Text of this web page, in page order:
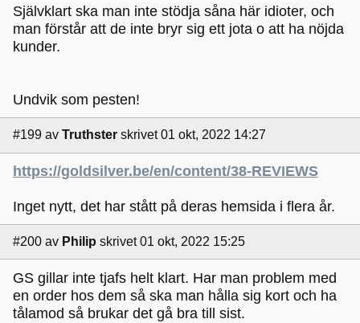
Självklart ska man inte stödja såna här idioter, och
man förstår att de inte bryr sig ett jota o att ha nöjda
kunder.
Undvik som pesten!
#199 av Truthster skrivet 01 okt, 2022 14:27
https://goldsilver.be/en/content/38-REVIEWS
Inget nytt, det har stått på deras hemsida i flera år.
#200 av Philip skrivet 01 okt, 2022 15:25
GS gillar inte tjafs helt klart. Har man problem med
en order hos dem så ska man hålla sig kort och ha
tålamod så brukar det gå bra till sist.